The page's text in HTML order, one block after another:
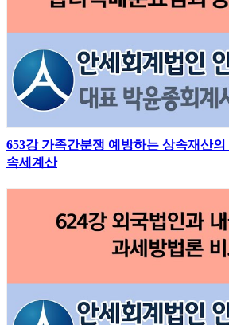
653강 가족간분쟁 예방하는 상속재산
속세계산